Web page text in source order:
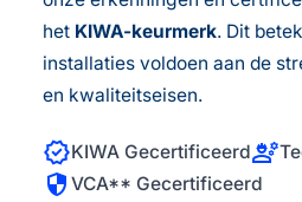
het KIWA-keurmerk. Dit
installaties voldoen aan de
en kwaliteitseisen.
verifiedKIWA Gecertificeerdengineering
securityVCA** Gecertificeerd